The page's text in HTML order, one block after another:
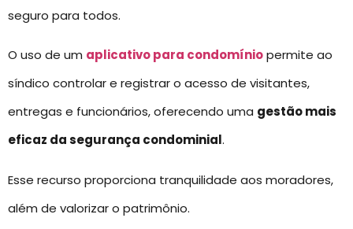
seguro para todos.
O uso de um aplicativo para condomíniopermite ao
síndico controlar e registrar o acesso de visitantes,
entregas e funcionários, oferecendo uma gestão mais
eficaz da segurança condominial.
Esse recurso proporciona tranquilidade aos moradores,
além de valorizar o patrimônio.